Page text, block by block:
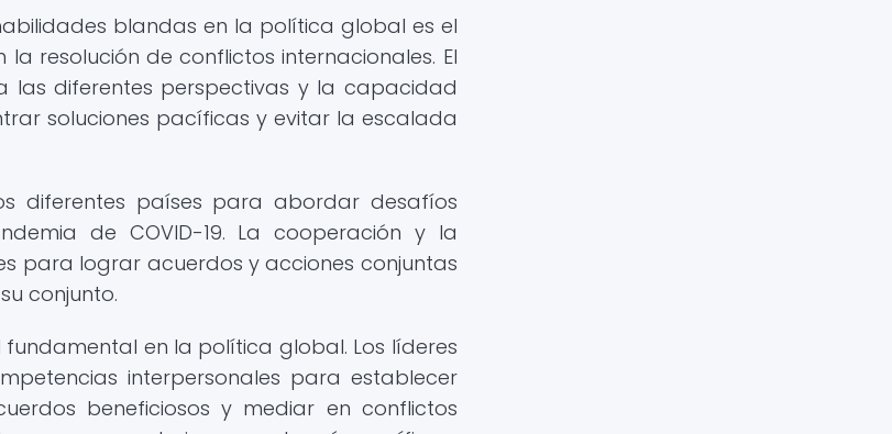
blandas en la política global es el
resolución de conflictos internacionales. El
diferentes perspectivas y la capacidad
soluciones pacíficas y evitar la escalada
diferentes países para abordar desafíos
de COVID-19. La cooperación y la
para lograr acuerdos y acciones conjuntas
conjunto.
en la política global. Los líderes
interpersonales para establecer
beneficiosos y mediar en conflictos